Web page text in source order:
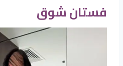
فستان شوق